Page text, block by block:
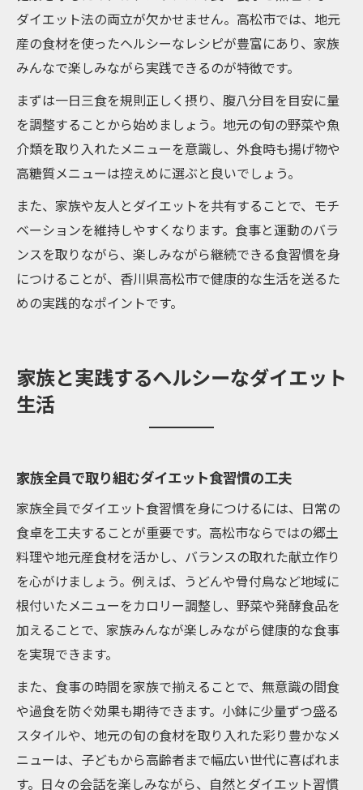
ダイエット法の両立が欠かせません。高松市では、地元
産の食材を使ったヘルシーなレシピが豊富にあり、家族
みんなで楽しみながら実践できるのが特徴です。
まずは一日三食を規則正しく摂り、腹八分目を目安に量
を調整することから始めましょう。地元の旬の野菜や魚
介類を取り入れたメニューを意識し、外食時も揚げ物や
高糖質メニューは控えめに選ぶと良いでしょう。
また、家族や友人とダイエットを共有することで、モチ
ベーションを維持しやすくなります。食事と運動のバラ
ンスを取りながら、楽しみながら継続できる食習慣を身
につけることが、香川県高松市で健康的な生活を送るた
めの実践的なポイントです。
家族と実践するヘルシーなダイエット
生活
家族全員で取り組むダイエット食習慣の工夫
家族全員でダイエット食習慣を身につけるには、日常の
食卓を工夫することが重要です。高松市ならではの郷土
料理や地元産食材を活かし、バランスの取れた献立作り
を心がけましょう。例えば、うどんや骨付鳥など地域に
根付いたメニューをカロリー調整し、野菜や発酵食品を
加えることで、家族みんなが楽しみながら健康的な食事
を実現できます。
また、食事の時間を家族で揃えることで、無意識の間食
や過食を防ぐ効果も期待できます。小鉢に少量ずつ盛る
スタイルや、地元の旬の食材を取り入れた彩り豊かなメ
ニューは、子どもから高齢者まで幅広い世代に喜ばれま
す。日々の会話を楽しみながら、自然とダイエット習慣